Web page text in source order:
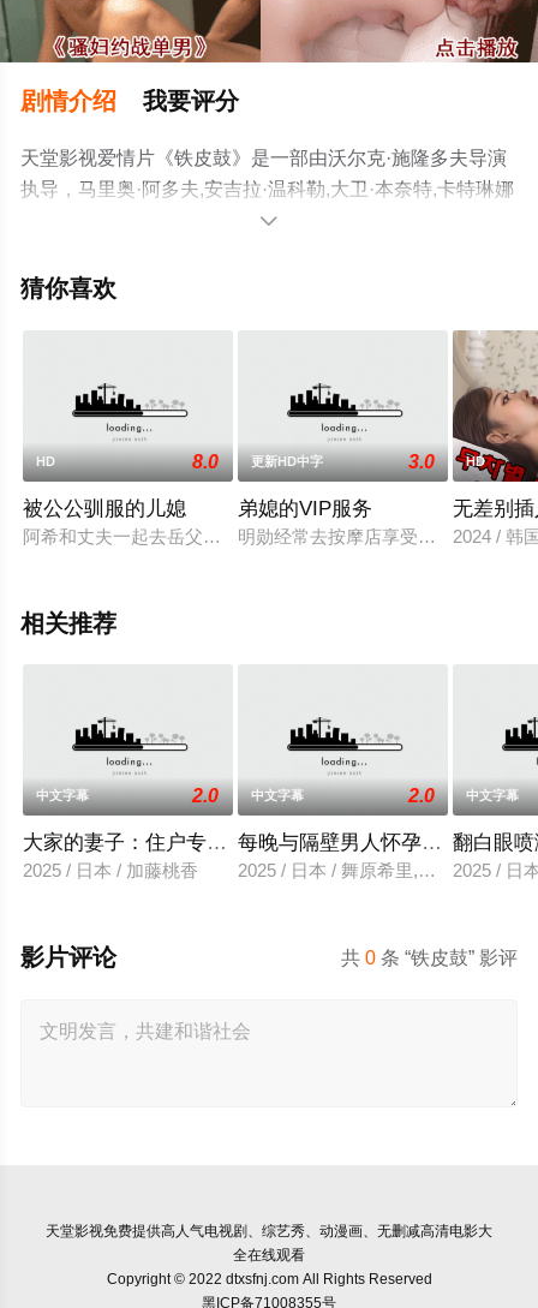
剧情介绍 我要评分
天堂影视爱情片《铁皮鼓》是一部由沃尔克·施隆多夫导演
执导，马里奥·阿多夫,安吉拉·温科勒,大卫·本奈特,卡特琳娜
·塔巴赫,达尼尔·奥勒布里斯基,蒂娜·恩格尔等明星演员精彩
未删减完整版电影大全就上天堂电影网，更多剧情信息可

猜你喜欢
HD 8.0
被公公驯服的儿媳
阿希和丈夫一起去岳父家庆祝岳母的一周年忌日。丈夫外出后
更新HD中字 3.0
弟媳的VIP服务
明勋经常去按摩店享受服务，有时甚
HD
无差别
2024 / 韩
相关推荐
中文字幕 2.0
大家的妻子：住户专用洞口
2025 / 日本 / 加藤桃香
中文字幕 2.0
每晚与隔壁男人怀孕性爱
2025 / 日本 / 舞原希里,佐川金二
中文字幕
翻白眼
2025 / 日
共0 条 “铁皮鼓” 影评
影片评论
天堂影视免费提供高人气电视剧、综艺秀、动漫画、无删减高清电影大
全在线观看
Copyright © 2022 dtxsfnj.com All Rights Reserved
黑ICP备71008355号